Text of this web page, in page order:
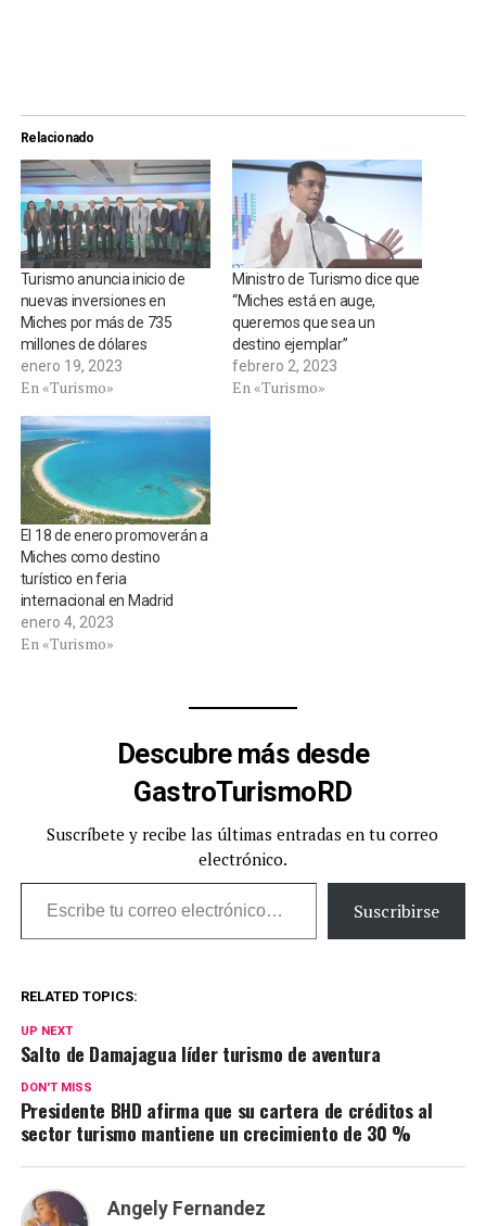
Relacionado
Turismo anuncia inicio de
nuevas inversiones en
Miches por más de 735
millones de dólares
enero 19, 2023
En «Turismo»
Ministro de Turismo dice que
“Miches está en auge,
queremos que sea un
destino ejemplar”
febrero 2, 2023
En «Turismo»
El 18 de enero promoverán a
Miches como destino
turístico en feria
internacional en Madrid
enero 4, 2023
En «Turismo»
Descubre más desde
GastroTurismoRD
Suscríbete y recibe las últimas entradas en tu correo
electrónico.
Escribe tu correo electrónico…
Suscribirse
RELATED TOPICS:
UP NEXT
Salto de Damajagua líder turismo de aventura
DON'T MISS
Presidente BHD afirma que su cartera de créditos al
sector turismo mantiene un crecimiento de 30 %
Angely Fernandez